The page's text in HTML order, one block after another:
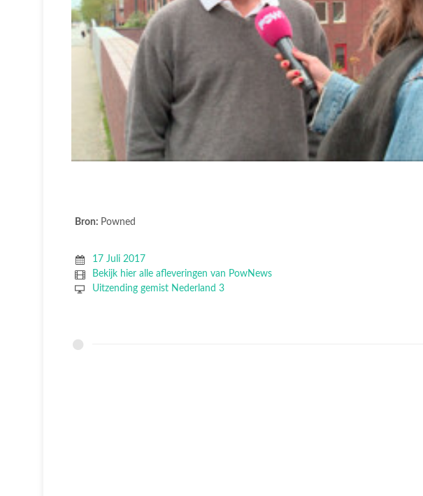
Bron: Powned
17 Juli 2017
Bekijk hier alle afleveringen van PowNews
Uitzending gemist Nederland 3